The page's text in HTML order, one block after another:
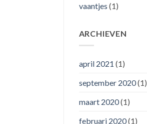
vaantjes (1)
ARCHIEVEN
april 2021 (1)
september 2020(1)
maart 2020(1)
februari 2020(1)